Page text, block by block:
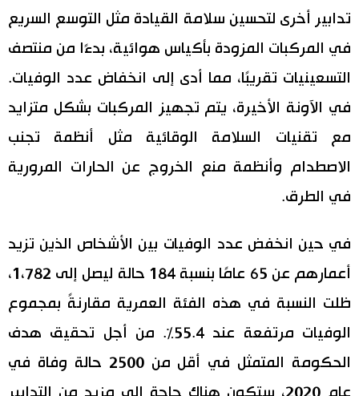
تدابير أخرى لتحسين سلامة القيادة مثل التوسع السريع
في المركبات المزودة بأكياس هوائية، بدءًا من منتصف
التسعينيات تقريبًا، مما أدى إلى انخفاض عدد الوفيات.
في الآونة الأخيرة، يتم تجهيز المركبات بشكل متزايد
مع تقنيات السلامة الوقائية مثل أنظمة تجنب
الاصطدام وأنظمة منع الخروج عن الحارات المرورية
في الطرق.
في حين انخفض عدد الوفيات بين الأشخاص الذين تزيد
أعمارهم عن 65 عامًا بنسبة 184 حالة ليصل إلى 1،782،
ظلت النسبة في هذه الفئة العمرية مقارنةً بمجموع
الوفيات مرتفعة عند 55.4٪. من أجل تحقيق هدف
الحكومة المتمثل في أقل من 2500 حالة وفاة في